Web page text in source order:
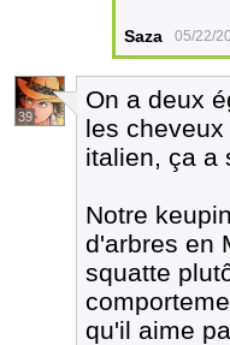
Saza 05/22/
39
On a deux
les
italien, ça a
Notre
d'arbres en
squatte
qu'il aime